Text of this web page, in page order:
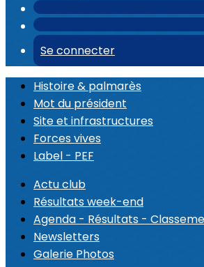
Se connecter
Histoire & palmarès
Mot du président
Site et infrastructures
Forces vives
Label - PEF
Actu club
Résultats week-end
Agenda - Résultats -
Newsletters
Galerie Photos